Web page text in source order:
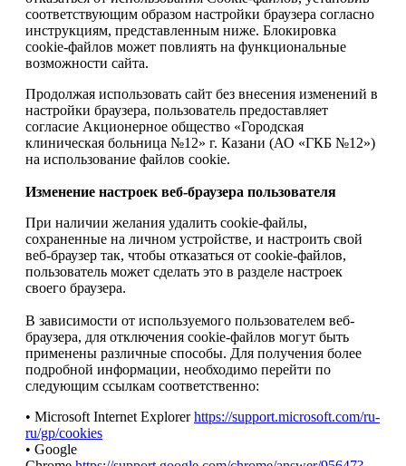
соответствующим образом настройки браузера согласно
инструкциям, представленным ниже. Блокировка
cookie-файлов может повлиять на функциональные
возможности сайта.
Продолжая использовать сайт без внесения изменений в
настройки браузера, пользователь предоставляет
согласие Акционерное общество «Городская
клиническая больница №12» г. Казани (АО «ГКБ №12»)
на использование файлов cookie.
Изменение настроек веб-браузера пользователя
При наличии желания удалить cookie-файлы,
сохраненные на личном устройстве, и настроить свой
веб-браузер так, чтобы отказаться от cookie-файлов,
пользователь может сделать это в разделе настроек
своего браузера.
В зависимости от используемого пользователем веб-
браузера, для отключения cookie-файлов могут быть
применены различные способы. Для получения более
подробной информации, необходимо перейти по
следующим ссылкам соответственно:
• Microsoft Internet Explorerhttps://support.microsoft.com/ru-
ru/gp/cookies
• Google